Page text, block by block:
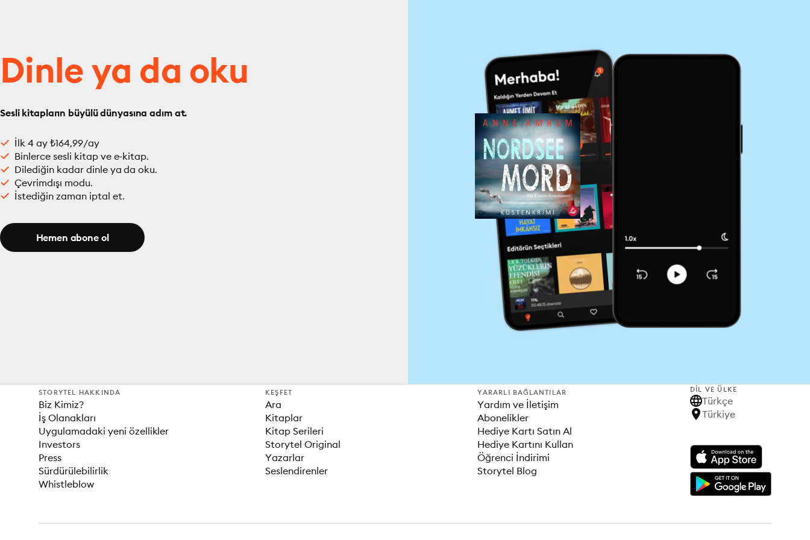
Dinle ya da oku
Sesli kitapların büyülü dünyasına adım at.
İlk 4 ay ₺164,99/ay
Binlerce sesli kitap ve e-kitap.
Dilediğin kadar dinle ya da oku.
Çevrimdışı modu.
İstediğin zaman iptal et.
Hemen abone ol
STORYTEL HAKKINDA
Biz Kimiz?
İş Olanakları
Uygulamadaki yeni özellikler
Investors
Press
Sürdürülebilirlik
Whistleblow
KEŞFET
Ara
Kitaplar
Kitap Serileri
Storytel Original
Yazarlar
Seslendirenler
YARARLI BAĞLANTILAR
Yardım ve İletişim
Abonelikler
Hediye Kartı Satın Al
Hediye Kartını Kullan
Öğrenci İndirimi
Storytel Blog
DIL VE ÜLKE
Türkçe
Türkiye